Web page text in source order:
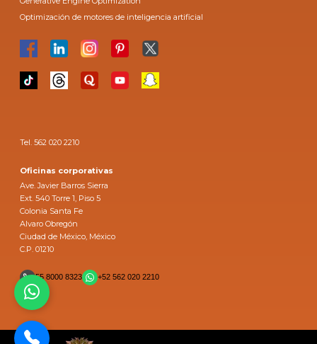
Optimización de motores de inteligencia artificial
Tel. 562 020 2210
Oficinas corporativas
Ave. Javier Barros Sierra
Ext. 540 Torre 1, Piso 5
Colonia Santa Fe
Alvaro Obregón
Ciudad de México, México
C.P. 01210
55 8000 8323 +52 562 020 2210